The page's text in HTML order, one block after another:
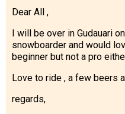
Dear All ,
I will be over in Gudauari
snowboarder and would
beginner but not a pro
Love to ride , a few beers
regards,
Дети в Гудаури
Календарь